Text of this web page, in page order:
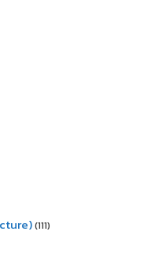
(111)